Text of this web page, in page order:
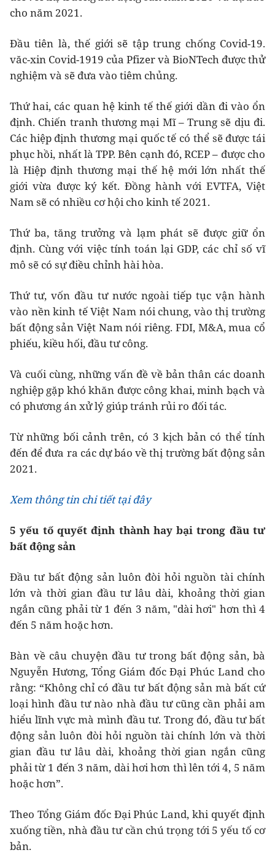
cho năm 2021.
Đầu tiên là, thế giới sẽ tập trung chống Covid-19.
văc-xin Covid-1919 của Pfizer và BioNTech được thử
nghiệm và sẽ đưa vào tiêm chủng.
Thứ hai, các quan hệ kinh tế thế giới dần đi vào ổn
định. Chiến tranh thương mại Mĩ – Trung sẽ dịu đi.
Các hiệp định thương mại quốc tế có thể sẽ được tái
phục hồi, nhất là TPP. Bên cạnh đó, RCEP – được cho
là Hiệp định thương mại thế hệ mới lớn nhất thế
giới vừa được ký kết. Đồng hành với EVTFA, Việt
Nam sẽ có nhiều cơ hội cho kinh tế 2021.
Thứ ba, tăng trưởng và lạm phát sẽ được giữ ổn
định. Cùng với việc tính toán lại GDP, các chỉ số vĩ
mô sẽ có sự điều chỉnh hài hòa.
Thứ tư, vốn đầu tư nước ngoài tiếp tục vận hành
vào nền kinh tế Việt Nam nói chung, vào thị trường
bất động sản Việt Nam nói riêng. FDI, M&A, mua cổ
phiếu, kiều hối, đầu tư công.
Và cuối cùng, những vấn đề về bản thân các doanh
nghiệp gặp khó khăn được công khai, minh bạch và
có phương án xử lý giúp tránh rủi ro đối tác.
Từ những bối cảnh trên, có 3 kịch bản có thể tính
đến để đưa ra các dự báo về thị trường bất động sản
2021.
Xem thông tin chi tiết tại đây
5 yếu tố quyết định thành hay bại trong đầu tư
bất động sản
Đầu tư bất động sản luôn đòi hỏi nguồn tài chính
lớn và thời gian đầu tư lâu dài, khoảng thời gian
ngắn cũng phải từ 1 đến 3 năm, "dài hơi" hơn thì 4
đến 5 năm hoặc hơn.
Bàn về câu chuyện đầu tư trong bất động sản, bà
Nguyễn Hương, Tổng Giám đốc Đại Phúc Land cho
rằng: “Không chỉ có đầu tư bất động sản mà bất cứ
loại hình đầu tư nào nhà đầu tư cũng cần phải am
hiểu lĩnh vực mà mình đầu tư. Trong đó, đầu tư bất
động sản luôn đòi hỏi nguồn tài chính lớn và thời
gian đầu tư lâu dài, khoảng thời gian ngắn cũng
phải từ 1 đến 3 năm, dài hơi hơn thì lên tới 4, 5 năm
hoặc hơn”.
Theo Tổng Giám đốc Đại Phúc Land, khi quyết định
xuống tiền, nhà đầu tư cần chú trọng tới 5 yếu tố cơ
bản.